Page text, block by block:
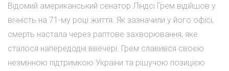
Відомий американський сенатор Ліндсі Грем відійшов у
вічність на 71-му році життя. Як зазначили у його офісі,
смерть настала через раптове захворювання, яке
сталося напередодні ввечері. Грем славився своєю
незмінною підтримкою України та рішучою позицією